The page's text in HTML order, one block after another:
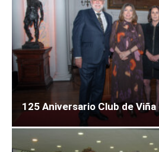
125 Aniversario Club de Viña